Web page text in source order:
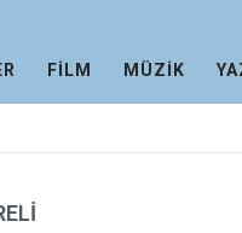
FİLM MÜZİK